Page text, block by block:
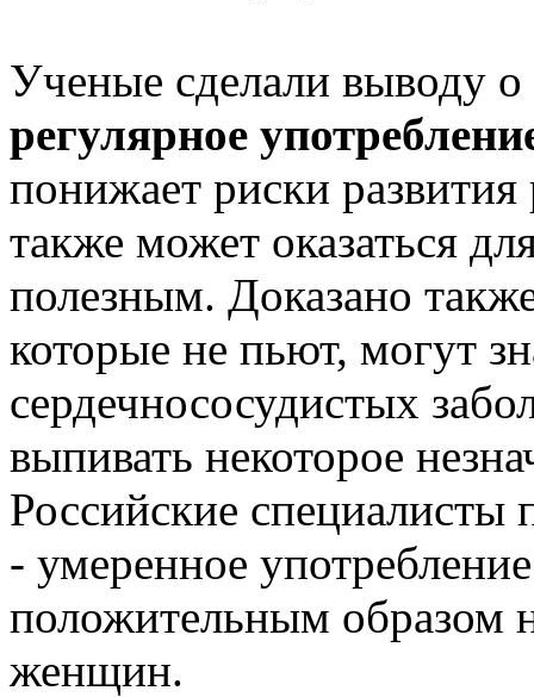
Ученые сделали выводу
регулярное
понижает риски развития
также может оказаться
полезным. Доказано
которые не пьют, могут
сердечнососудистых
выпивать некоторое
Российские
- умеренное
положительным образом
женщин.